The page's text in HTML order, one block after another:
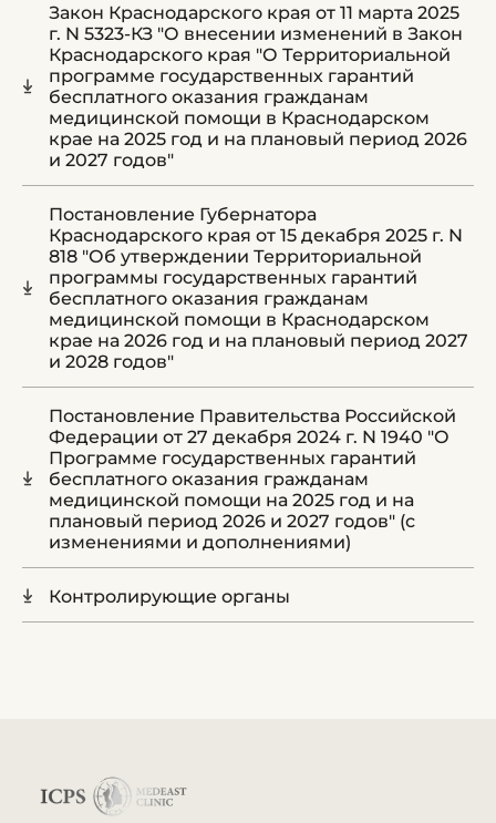
Закон Краснодарского края от 11 марта 2025
г. N 5323-КЗ "О внесении изменений в Закон
Краснодарского края "О Территориальной
программе государственных гарантий
бесплатного оказания гражданам
медицинской помощи в Краснодарском
крае на 2025 год и на плановый период 2026
и 2027 годов"
Постановление Губернатора
Краснодарского края от 15 декабря 2025 г. N
818 "Об утверждении Территориальной
программы государственных гарантий
бесплатного оказания гражданам
медицинской помощи в Краснодарском
крае на 2026 год и на плановый период 2027
и 2028 годов"
Постановление Правительства Российской
Федерации от 27 декабря 2024 г. N 1940 "О
Программе государственных гарантий
бесплатного оказания гражданам
медицинской помощи на 2025 год и на
плановый период 2026 и 2027 годов" (с
изменениями и дополнениями)
Контролирующие органы